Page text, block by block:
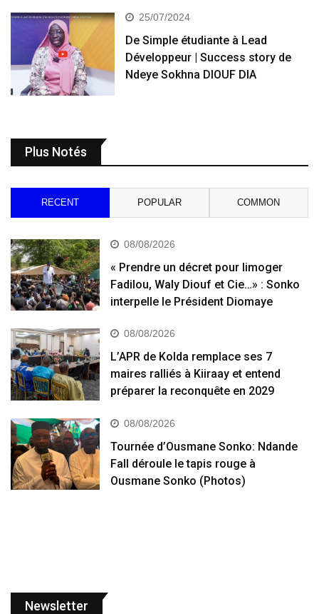
25/07/2024
De Simple étudiante à Lead
Développeur | Success story de
Ndeye Sokhna DIOUF DIA
Plus Notés
RECENT POPULAR COMMON
08/08/2026
« Prendre un décret pour limoger
Fadilou, Waly Diouf et Cie…» : Sonko
interpelle le Président Diomaye
08/08/2026
L’APR de Kolda remplace ses 7
maires ralliés à Kiiraay et entend
préparer la reconquête en 2029
08/08/2026
Tournée d’Ousmane Sonko: Ndande
Fall déroule le tapis rouge à
Ousmane Sonko (Photos)
Newsletter